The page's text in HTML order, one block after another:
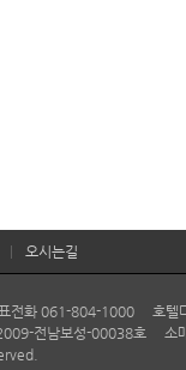
오시는길
표전화 061-804-1000
전남보성-00038호 소